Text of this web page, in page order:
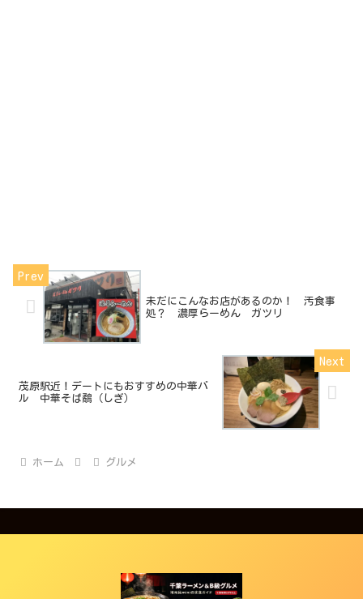
未だにこんなお店があるのか！ 汚食事
処？ 濃厚らーめん ガツリ
茂原駅近！デートにもおすすめの中華バ
ル 中華そば鷸（しぎ）
ホーム グルメ